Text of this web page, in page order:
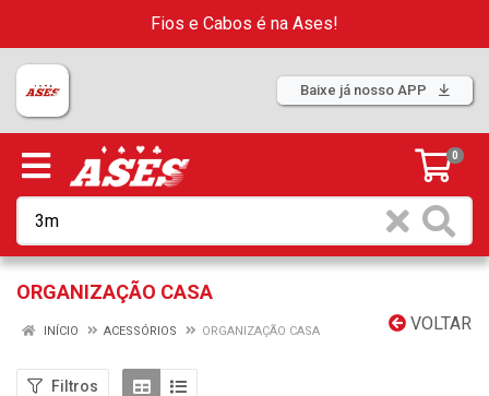
Fios e Cabos é na Ases!
Baixe já nosso APP
0
ORGANIZAÇÃO CASA
VOLTAR
INÍCIO ACESSÓRIOS ORGANIZAÇÃO CASA
Filtros